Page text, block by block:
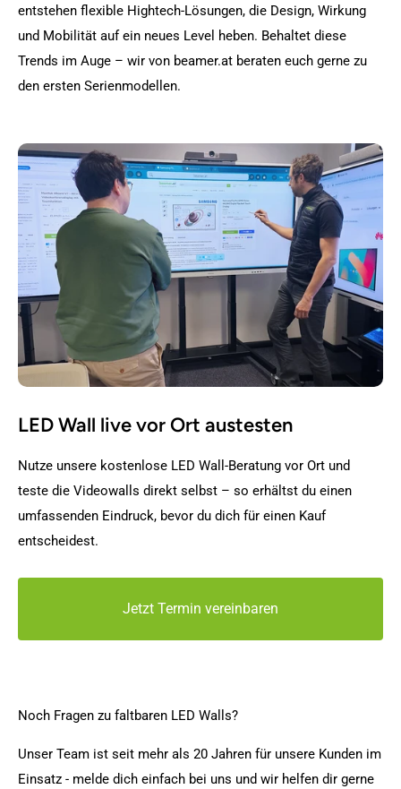
entstehen flexible Hightech-Lösungen, die Design, Wirkung
und Mobilität auf ein neues Level heben. Behaltet diese
Trends im Auge – wir von beamer.at beraten euch gerne zu
den ersten Serienmodellen.
LED Wall live vor Ort austesten
Nutze unsere kostenlose LED Wall-Beratung vor Ort und
teste die Videowalls direkt selbst – so erhältst du einen
umfassenden Eindruck, bevor du dich für einen Kauf
entscheidest.
Jetzt Termin vereinbaren
Noch Fragen zu faltbaren LED Walls?
Unser Team ist seit mehr als 20 Jahren für unsere Kunden im
Einsatz - melde dich einfach bei uns und wir helfen dir gerne